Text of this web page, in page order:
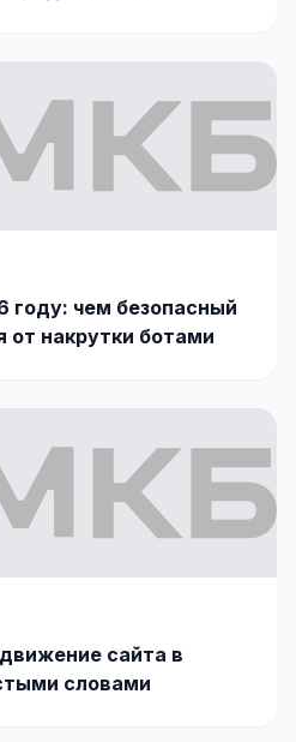
и ИИ
году: чем безопасный
от накрутки ботами
сайта в
словами